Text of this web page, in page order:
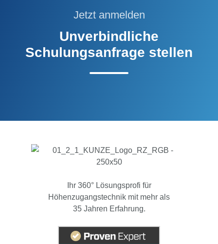
Jetzt anmelden
Unverbindliche
Schulungsanfrage stellen
Ihr 360° Lösungsprofi für
Höhenzugangstechnik mit mehr als
35 Jahren Erfahrung.